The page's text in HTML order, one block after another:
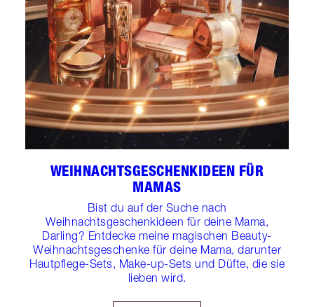
WEIHNACHTSGESCHENKIDEEN FÜR
MAMAS
Bist du auf der Suche nach
Weihnachtsgeschenkideen für deine Mama,
Darling? Entdecke meine magischen Beauty-
Weihnachtsgeschenke für deine Mama, darunter
Hautpflege-Sets, Make-up-Sets und Düfte, die sie
lieben wird.